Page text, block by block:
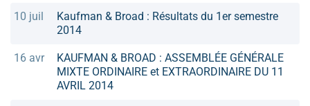
10 juil
Kaufman & Broad : Résultats du 1er semestre
2014
16 avr
KAUFMAN & BROAD : ASSEMBLÉE GÉNÉRALE
MIXTE ORDINAIRE et EXTRAORDINAIRE DU 11
AVRIL 2014